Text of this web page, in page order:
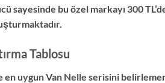
sayesinde bu özel markayı 300
Tablosu
uygun Van Nelle serisini